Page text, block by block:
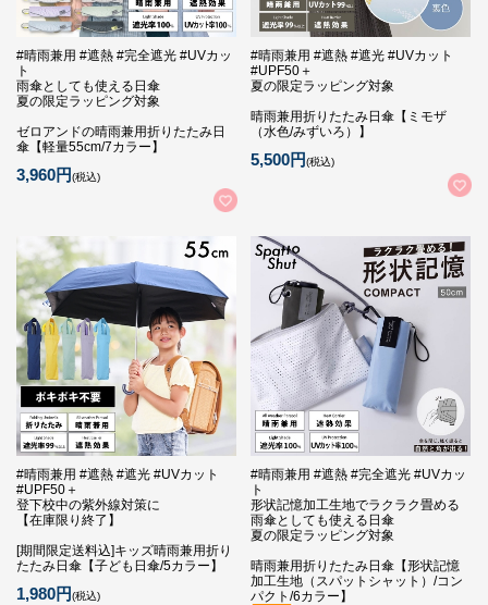
#晴雨兼用 #遮熱 #完全遮光 #UVカッ
ト
雨傘としても使える日傘
夏の限定ラッピング対象
ゼロアンドの晴雨兼用折りたたみ日
傘【軽量55cm/7カラー】
3,960円(税込)
#晴雨兼用 #遮熱 #遮光 #UVカット
#UPF50＋
夏の限定ラッピング対象
晴雨兼用折りたたみ日傘【ミモザ
（水色/みずいろ）】
5,500円(税込)
#晴雨兼用 #遮熱 #遮光 #UVカット
#UPF50＋
登下校中の紫外線対策に
【在庫限り終了】
[期間限定送料込]キッズ晴雨兼用折り
たたみ日傘【子ども日傘/5カラー】
1,980円(税込)
#晴雨兼用 #遮熱 #完全遮光 #UVカッ
ト
形状記憶加工生地でラクラク畳める
雨傘としても使える日傘
夏の限定ラッピング対象
晴雨兼用折りたたみ日傘【形状記憶
加工生地（スパットシャット）/コン
パクト/6カラー】